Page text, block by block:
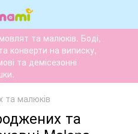
та малюків. Боді,
конверти на виписку,
та демісезонні
та малюків
та